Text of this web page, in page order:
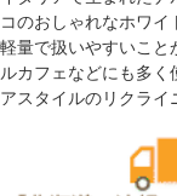
コのおしゃれなホワイ
軽量で扱いやすいこと
ルカフェなどにも多
アスタイルのリクライ